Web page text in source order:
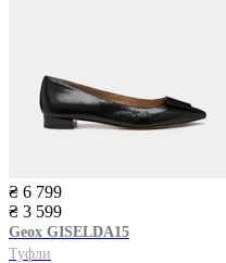
₴ 6 799
₴ 3 599
Geox GISELDA15
Туфли